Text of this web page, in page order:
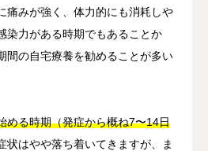
痛みが強く、体力的にも消耗しや
染力がある時期でもあることか
間の自宅療養を勧めることが多い
める時期（発症から概ね7〜14日
状はやや落ち着いてきますが、ま